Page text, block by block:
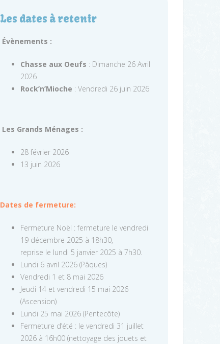
Les dates à retenir
Évènements :
Chasse aux Oeufs : Dimanche 26 Avril
2026
Rock’n’Mioche : Vendredi 26 juin 2026
Les Grands Ménages :
28 février 2026
13 juin 2026
Dates de fermeture:
Fermeture Noël : fermeture le vendredi
19 décembre 2025 à 18h30,
reprise le lundi 5 janvier 2025 à 7h30.
Lundi 6 avril 2026 (Pâques)
Vendredi 1 et 8 mai 2026
Jeudi 14 et vendredi 15 mai 2026
(Ascension)
Lundi 25 mai 2026 (Pentecôte)
Fermeture d’été : le vendredi 31 juillet
2026 à 16h00 (nettoyage des jouets et